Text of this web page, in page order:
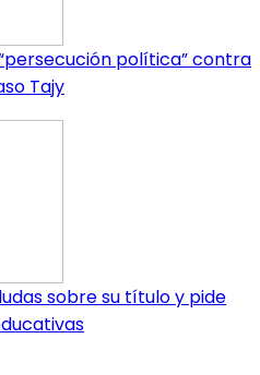
política” contra
Tajy
sobre su título y pide